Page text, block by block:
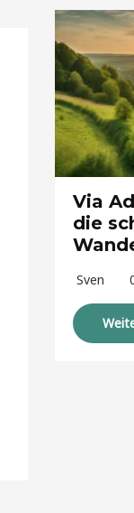
Via
die
Sven